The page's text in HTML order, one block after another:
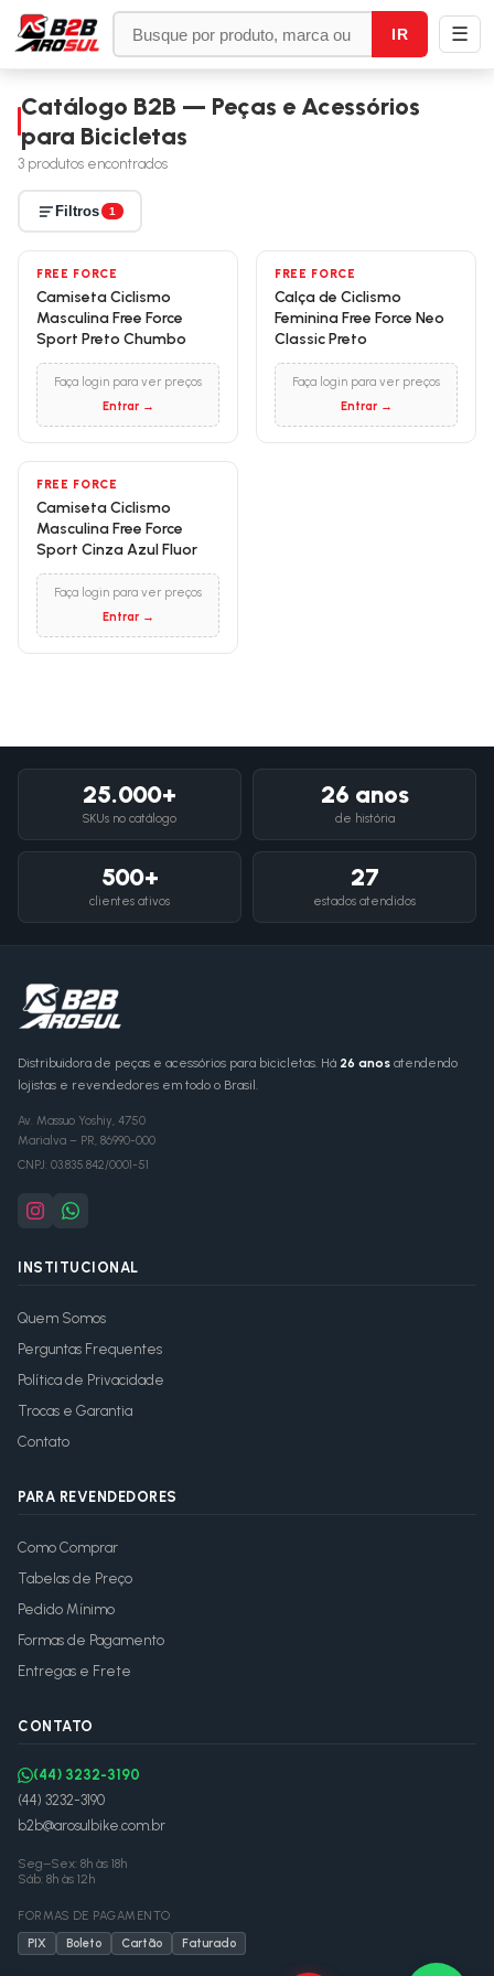
IR ☰
Catálogo B2B — Peças e Acessórios
para Bicicletas
3 produtos encontrados
Filtros 1
FREE FORCE
Camiseta Ciclismo
Masculina Free Force
Sport Preto Chumbo
Faça login para ver preços
Entrar →
FREE FORCE
Calça de Ciclismo
Feminina Free Force Neo
Classic Preto
Faça login para ver preços
Entrar →
FREE FORCE
Camiseta Ciclismo
Masculina Free Force
Sport Cinza Azul Fluor
Faça login para ver preços
Entrar →
25.000+
SKUs no catálogo
26 anos
de história
500+
clientes ativos
27
estados atendidos
Distribuidora de peças e acessórios para bicicletas. Há 26 anos atendendo
lojistas e revendedores em todo o Brasil.
Av. Massuo Yoshiy, 4750
Marialva – PR, 86990-000
CNPJ: 03.835.842/0001-51
INSTITUCIONAL
Quem Somos
Perguntas Frequentes
Política de Privacidade
Trocas e Garantia
Contato
PARA REVENDEDORES
Como Comprar
Tabelas de Preço
Pedido Mínimo
Formas de Pagamento
Entregas e Frete
CONTATO
(44) 3232-3190
(44) 3232-3190
b2b@arosulbike.com.br
Seg–Sex: 8h às 18h
Sáb: 8h às 12h
FORMAS DE PAGAMENTO
PIX
Boleto Cartão Faturado